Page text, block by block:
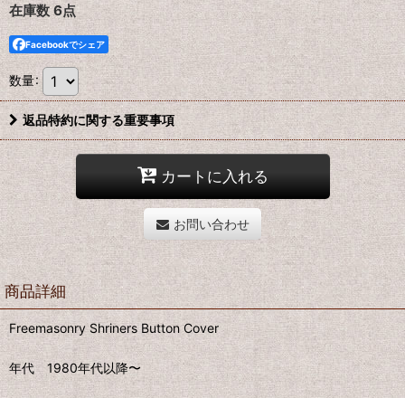
在庫数 6点
Facebookでシェア
数量:
返品特約に関する重要事項
カートに入れる
お問い合わせ
商品詳細
Freemasonry Shriners Button Cover
年代 1980年代以降〜